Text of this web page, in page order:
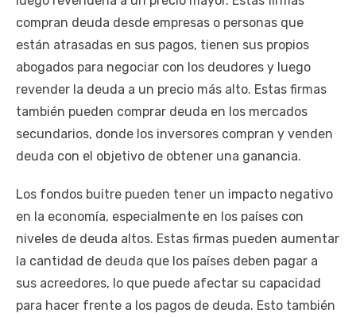
compran deuda desde empresas o personas que
están atrasadas en sus pagos, tienen sus propios
abogados para negociar con los deudores y luego
revender la deuda a un precio más alto. Estas firmas
también pueden comprar deuda en los mercados
secundarios, donde los inversores compran y venden
deuda con el objetivo de obtener una ganancia.
Los fondos buitre pueden tener un impacto negativo
en la economía, especialmente en los países con
niveles de deuda altos. Estas firmas pueden aumentar
la cantidad de deuda que los países deben pagar a
sus acreedores, lo que puede afectar su capacidad
para hacer frente a los pagos de deuda. Esto también